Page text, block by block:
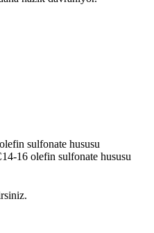
sulfonate hususu
16 olefin sulfonate hususu